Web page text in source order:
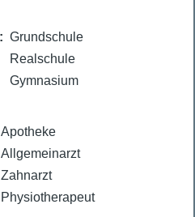
Grundschule
Realschule
Gymnasium
Apotheke
Allgemeinarzt
Zahnarzt
Physiotherapeut